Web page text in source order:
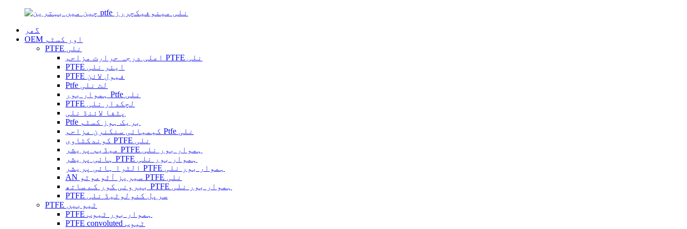
گھر
OEM اور کسٹم
PTFE نلی
اعلی درجہ حرارت مزاحم PTFE نلی
PTFE ایئر نلی
PTFE فیول لائن
Ptfe لٹ نلی
ہموار بور Ptfe نلی
PTFE لچکدار نلی
پٹفا لائنڈ نلی
Ptfe بریک ہوز کسٹم
کیمیائی سنکنرن مزاحم Ptfe نلی
کوندکٹاوی PTFE نلی
میڈیم پریشر PTFE ہموار بور نلی
ہائی پریشر PTFE ہموار بور نلی
الٹرا ہائی پریشر PTFE ہموار بور نلی
AN سیریز آٹوموٹو PTFE نلی
بیرونی کور کے ساتھ PTFE ہموار بور نلی
PTFE سرپل کنولوٹیڈ نلی
PTFE ٹیوبیں
PTFE ہموار بور ٹیوب
PTFE convoluted ٹیوب